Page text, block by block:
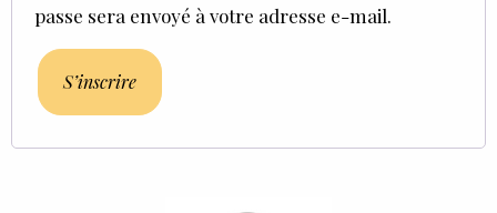
passe sera envoyé à votre adresse e-mail.
S’inscrire